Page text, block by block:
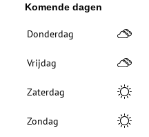
Komende dagen
Donderdag
Vrijdag
Zaterdag
Zondag